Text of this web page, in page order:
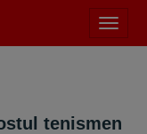
meniu
tenismen